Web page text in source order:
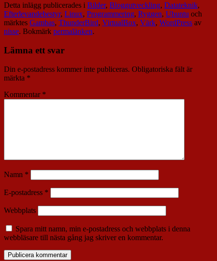
Detta inlägg publicerades i Bilder, Bloggutveckling, Datateknik,
Efterlevandebestyr, Linux, Programmering, Ryggen, Ubuntu och
märktes Gambas, ThunderBird, VirtualBox, Värk, WordPress av
nisse. Bokmärk permalänken.
Lämna ett svar
Din e-postadress kommer inte publiceras. Obligatoriska fält är
märkta *
Kommentar *
Namn *
E-postadress *
Webbplats
Spara mitt namn, min e-postadress och webbplats i denna
webbläsare till nästa gång jag skriver en kommentar.